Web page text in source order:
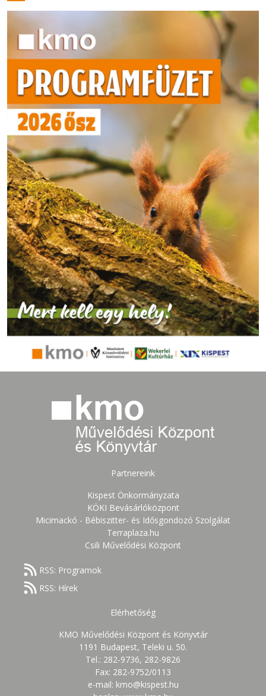
Partnereink
Kispest Önkormányzata
KÖKI Bevásárlóközpont
Micimackó - Bébiszitter- és Idősgondozó Szolgálat
Terraplaza.hu
Csili Művelődési Központ
RSS: Programok
RSS: Hírek
Elérhetőség
KMO Művelődési Központ és Könyvtár
1191 Budapest, Teleki u. 50.
Tel.: 282-9736, 282-9826
Fax: 282-9752/0113
e-mail: kmo@kispest.hu